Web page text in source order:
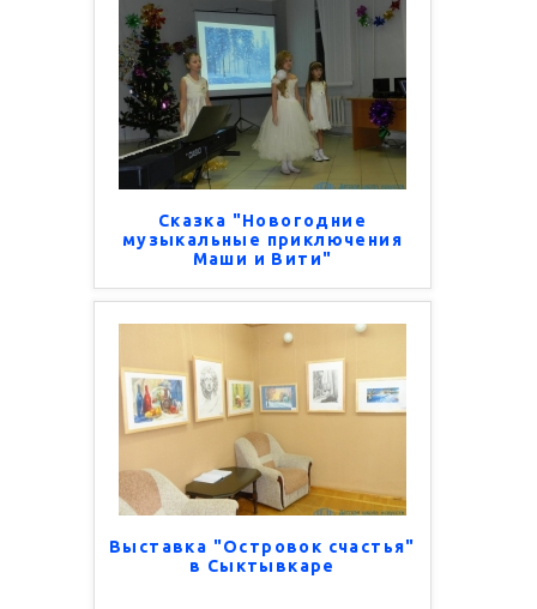
Сказка "Новогодние
музыкальные приключения
Маши и Вити"
Выставка "Островок счастья"
в Сыктывкаре